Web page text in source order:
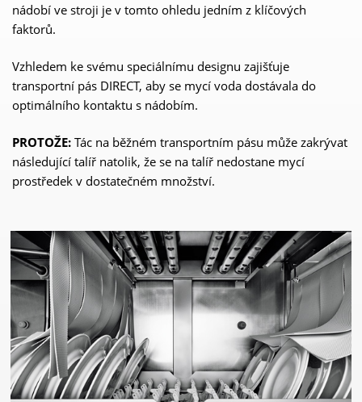
nádobí ve stroji je v tomto ohledu jedním z klíčových
faktorů.
Vzhledem ke svému speciálnímu designu zajišťuje
transportní pás DIRECT, aby se mycí voda dostávala do
optimálního kontaktu s nádobím.
PROTOŽE: Tác na běžném transportním pásu může zakrývat
následující talíř natolik, že se na talíř nedostane mycí
prostředek v dostatečném množství.